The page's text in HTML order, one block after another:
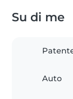
Su di me
Auto